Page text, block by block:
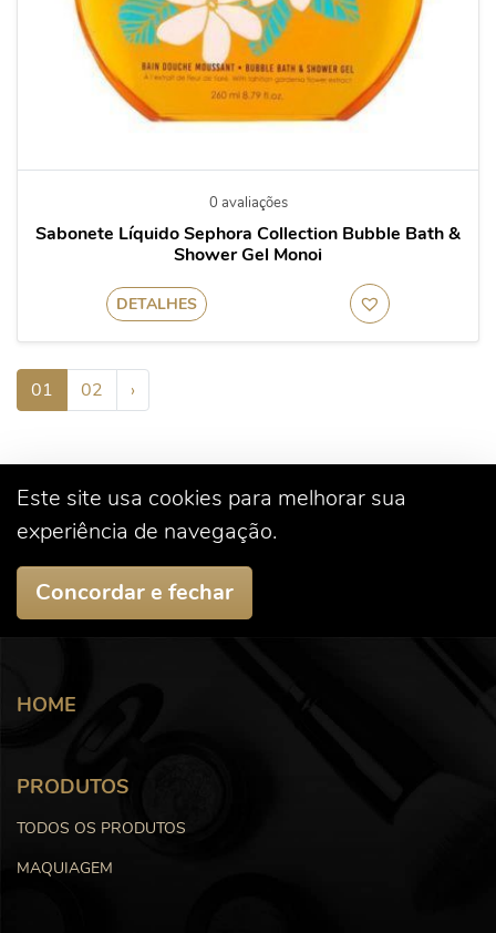
0 avaliações
Sabonete Líquido Sephora Collection Bubble Bath &
Shower Gel Monoi
DETALHES
01 02 ›
Este site usa cookies para melhorar sua
experiência de navegação.
Concordar e fechar
HOME
PRODUTOS
TODOS OS PRODUTOS
MAQUIAGEM